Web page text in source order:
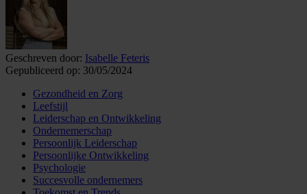
Geschreven door: Isabelle Feteris
Gepubliceerd op: 30/05/2024
Gezondheid en Zorg
Leefstijl
Leiderschap en Ontwikkeling
Ondernemerschap
Persoonlijk Leiderschap
Persoonlijke Ontwikkeling
Psychologie
Succesvolle ondernemers